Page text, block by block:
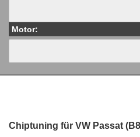
Motor:
Chiptuning für VW Passat